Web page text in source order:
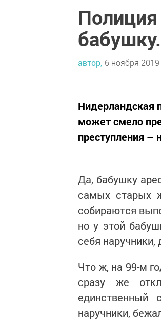
автор, 6 ноября
Нидерландская
может смело
преступления –
Да, бабушку
самых старых
собираются
но у этой
себя наручники,
Что ж, на 99-м
сразу же
единственный
наручники,